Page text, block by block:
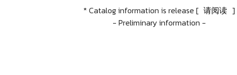
* Catalog information is release [ 请阅读 ]
- Preliminary information -